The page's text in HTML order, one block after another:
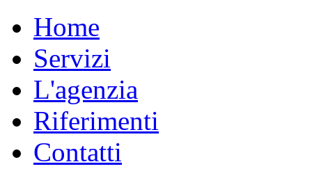
Home
Servizi
L'agenzia
Riferimenti
Contatti